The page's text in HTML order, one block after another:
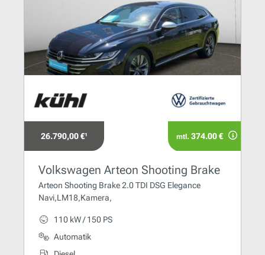
26.790,00 €¹ mtl. 374.00 €
Volkswagen Arteon Shooting Brake
Arteon Shooting Brake 2.0 TDI DSG Elegance
Navi,LM18,Kamera,
110 kW / 150 PS
Automatik